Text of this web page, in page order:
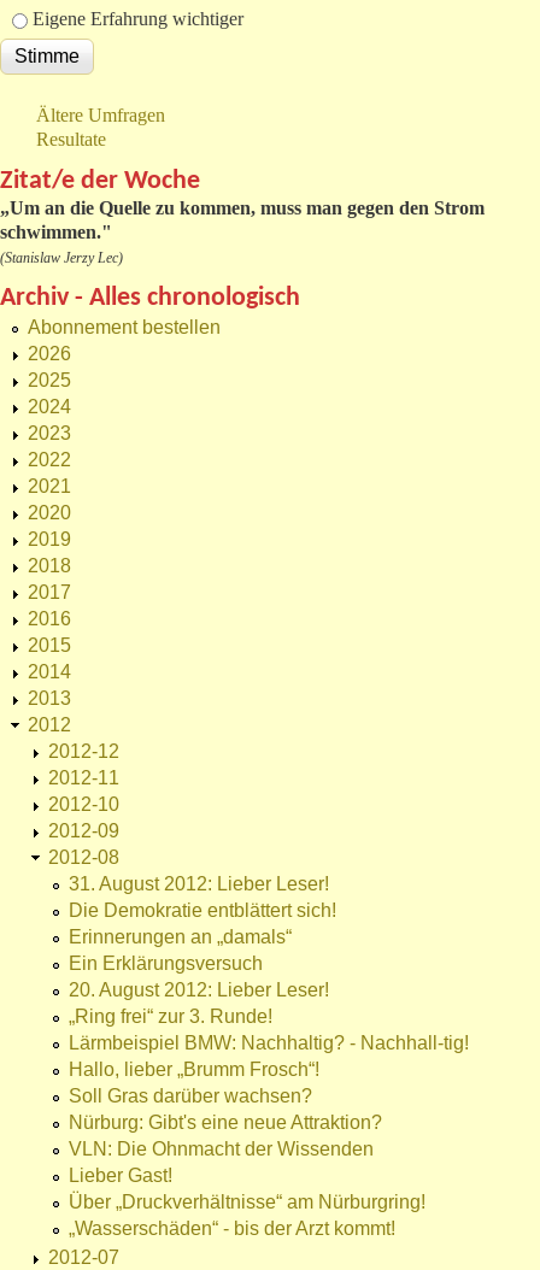
Eigene Erfahrung wichtiger
Ältere Umfragen
Resultate
Zitat/e der Woche
„Um an die Quelle zu kommen, muss man gegen den Strom
schwimmen."
(Stanislaw Jerzy Lec)
Archiv - Alles chronologisch
Abonnement bestellen
2026
2025
2024
2023
2022
2021
2020
2019
2018
2017
2016
2015
2014
2013
2012
2012-12
2012-11
2012-10
2012-09
2012-08
31. August 2012: Lieber Leser!
Die Demokratie entblättert sich!
Erinnerungen an „damals“
Ein Erklärungsversuch
20. August 2012: Lieber Leser!
„Ring frei“ zur 3. Runde!
Lärmbeispiel BMW: Nachhaltig? - Nachhall-tig!
Hallo, lieber „Brumm Frosch“!
Soll Gras darüber wachsen?
Nürburg: Gibt's eine neue Attraktion?
VLN: Die Ohnmacht der Wissenden
Lieber Gast!
Über „Druckverhältnisse“ am Nürburgring!
„Wasserschäden“ - bis der Arzt kommt!
2012-07